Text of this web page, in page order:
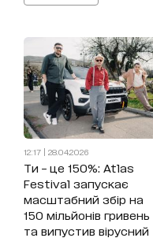
12:17 | 28.04.2026
Ти – це 150%: Atlas
Festival запускає
масштабний збір на
150 мільйонів гривень
та випустив вірусний